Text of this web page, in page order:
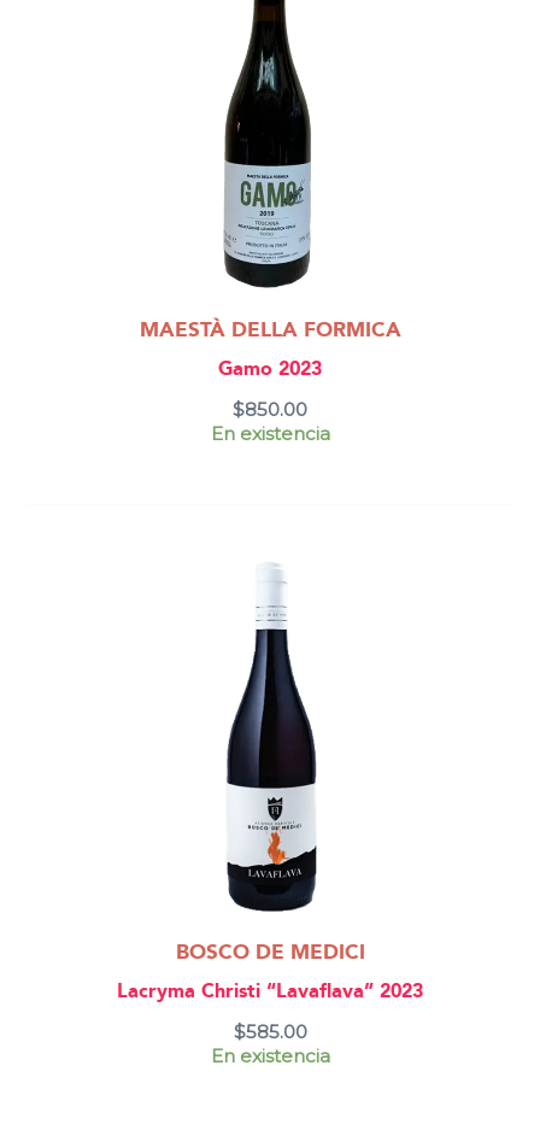
MAESTÀ DELLA FORMICA
Gamo 2023
$850.00
En existencia
BOSCO DE MEDICI
Lacryma Christi “Lavaflava” 2023
$585.00
En existencia